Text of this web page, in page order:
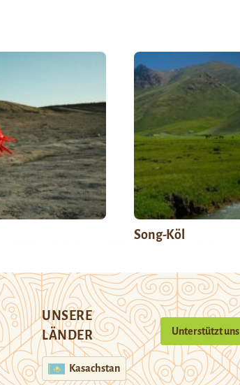
Song-Köl
UNSERE
LÄNDER
Kasachstan
Unterstützt uns